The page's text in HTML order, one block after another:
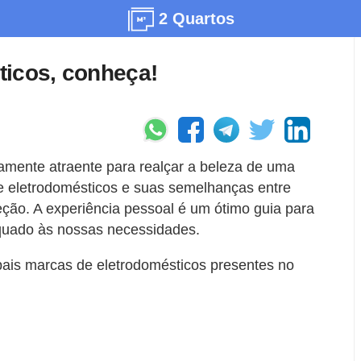
2 Quartos
conheça!
atraente para realçar a beleza de uma
eletrodomésticos e suas semelhanças entre
A experiência pessoal é um ótimo guia para
às nossas necessidades.
marcas de eletrodomésticos presentes no